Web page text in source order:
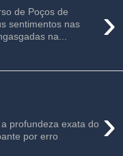
›
de Poços de
sentimentos nas
na...
›
profundeza exata do
por erro